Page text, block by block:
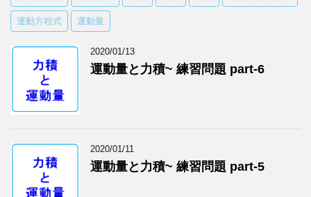
運動方程式 運動量
2020/01/13
運動量と力積~ 練習問題 part-6
2020/01/11
運動量と力積~ 練習問題 part-5